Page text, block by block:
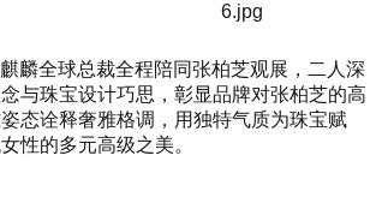
麟全球总裁全程陪同张柏芝观展，二人深
与珠宝设计巧思，彰显品牌对张柏芝的高
态诠释奢雅格调，用独特气质为珠宝赋
性的多元高级之美。